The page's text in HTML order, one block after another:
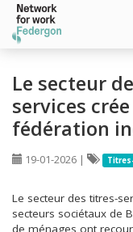
contenu
principal
Le secteur
services
fédération
19-01-2026 |
Le secteur des titres-
secteurs sociétaux de
de ménages ont